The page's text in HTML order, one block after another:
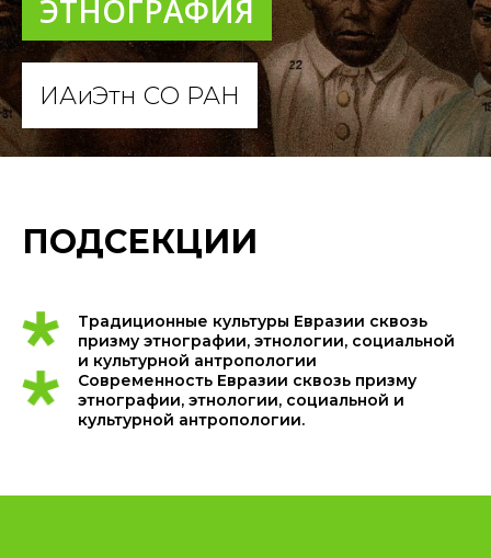
ЭТНОГРАФИЯ
ИАиЭтн СО РАН
ПОДСЕКЦИИ
Традиционные культуры Евразии сквозь
призму этнографии, этнологии, социальной
и культурной антропологии
Современность Евразии сквозь призму
этнографии, этнологии, социальной и
культурной антропологии.